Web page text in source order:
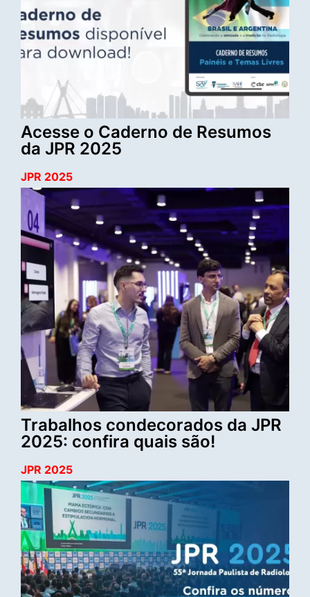
Acesse o Caderno de Resumos
da JPR 2025
JPR 2025
Trabalhos condecorados da JPR
2025: confira quais são!
JPR 2025